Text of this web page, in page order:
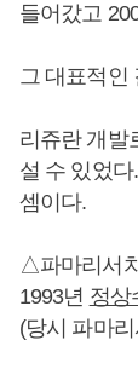
들어갔고
그 대표적인
리쥬란 개발
설 수 있었다.
셈이다.
△파마리서
1993년 정상
(당시 파마